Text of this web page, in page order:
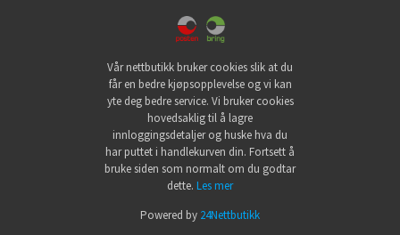
Vår nettbutikk bruker cookies slik at du
får en bedre kjøpsopplevelse og vi kan
yte deg bedre service. Vi bruker cookies
hovedsaklig til å lagre
innloggingsdetaljer og huske hva du
har puttet i handlekurven din. Fortsett å
bruke siden som normalt om du godtar
dette. Les mer
Powered by 24Nettbutikk